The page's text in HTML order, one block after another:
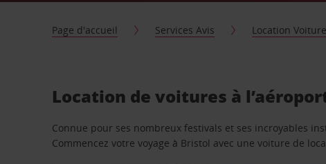
Page d'accueil Services Avis Location Voiture
Location de voitures à
Connue pour ses nombreux festivals et ses incroyables
Commencez votre voyage à Bristol avec une voiture de